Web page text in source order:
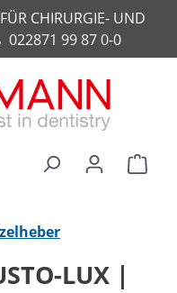
CHIRURGIE- UND
022871 99 87 0-0
LUX |